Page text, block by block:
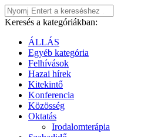
Keresés a kategóriákban:
ÁLLÁS
Egyéb kategória
Felhívások
Hazai hírek
Kitekintő
Konferencia
Közösség
Oktatás
Irodalomterápia